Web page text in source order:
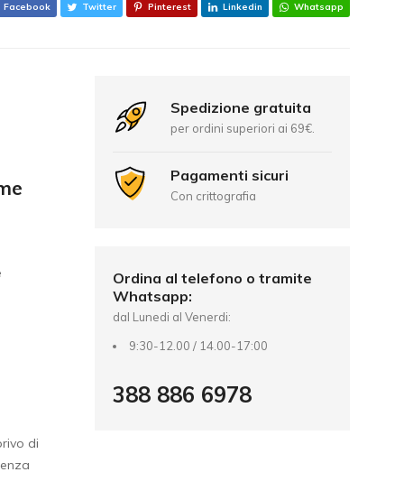
Facebook Twitter Pinterest Linkedin Whatsapp
di
Spedizione gratuita
per ordini superiori ai 69€.
Pagamenti sicuri
Con crittografia
Ordina al telefono o tramite
Whatsapp:
dal Lunedi al Venerdi:
9:30-12.00 / 14.00-17:00
388 886 6978